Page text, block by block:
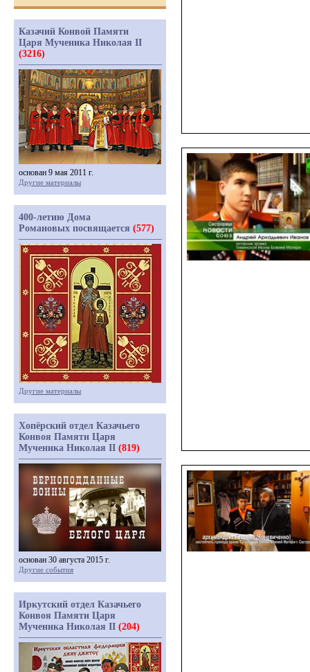
Казачий Конвой Памяти
Царя Мученика Николая II
(3216)
основан 9 мая 2011 г.
Другие материалы
400-летию Дома
Романовых посвящается (577)
Другие материалы
Хопёрский отдел Казачьего
Конвоя Памяти Царя
Мученика Николая II (819)
основан 30 августа 2015 г.
Другие события
Иркутский отдел Казачьего
Конвоя Памяти Царя
Мученика Николая II (204)